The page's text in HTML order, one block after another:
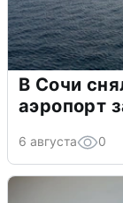
В Сочи
аэропорт
6 августа 0